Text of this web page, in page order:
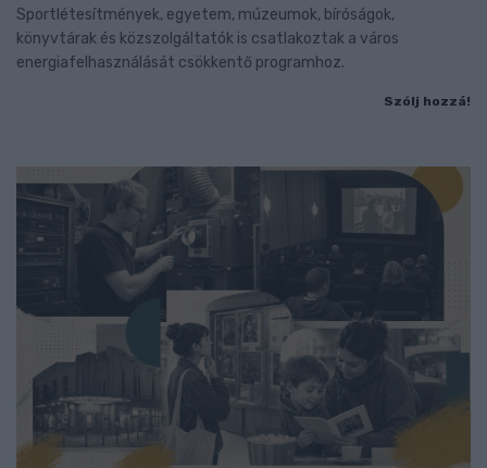
Sportlétesítmények, egyetem, múzeumok, bíróságok,
könyvtárak és közszolgáltatók is csatlakoztak a város
energiafelhasználását csökkentő programhoz.
Szólj hozzá!